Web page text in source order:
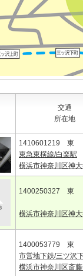
交通
所在地
1410601219 東
東急東横線/白楽駅
横浜市神奈川区神
1400250327 東
横浜市神奈川区神
1400053779 東
市営地下鉄/三ツ沢
横浜市神奈川区斎